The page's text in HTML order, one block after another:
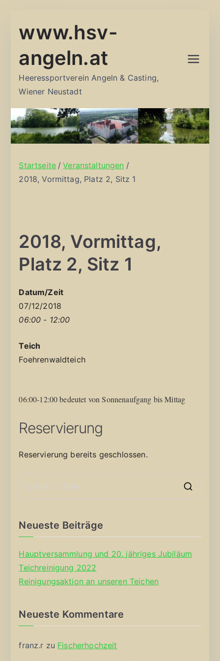
Inhalt
www.hsv-
angeln.at
Heeressportverein Angeln & Casting,
Wiener Neustadt
Startseite
Veranstaltungen
2018, Vormittag, Platz 2, Sitz 1
2018, Vormittag,
Platz 2, Sitz 1
Datum/Zeit
07/12/2018
06:00 - 12:00
Teich
Foehrenwaldteich
06:00-12:00 bedeutet von Sonnenaufgang bis Mittag
Reservierung
Reservierung bereits geschlossen.
Neueste Beiträge
Hauptversammlung und 20. jähriges Jubiläum
Teichreinigung 2022
Reinigungsaktion an unseren Teichen
Neueste Kommentare
franz.r zu Fischerhochzeit